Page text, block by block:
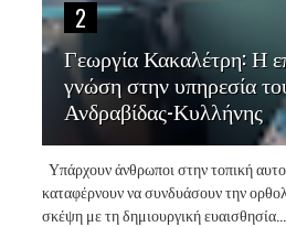
2
Γεωργία Κακαλέτρη: Η
γνώση στην υπηρεσία
Ανδραβίδας-Κυλλήνης
Υπάρχουν άνθρωποι στην τοπική
καταφέρνουν να συνδυάσουν την
σκέψη με τη δημιουργική ευαισθησία...